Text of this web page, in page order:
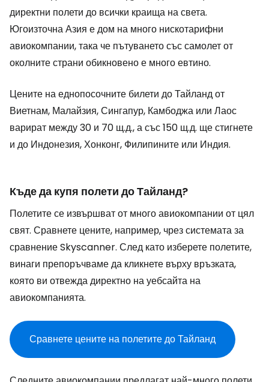
директни полети до всички краища на света.
Югоизточна Азия е дом на много нискотарифни
авиокомпании, така че пътуването със самолет от
околните страни обикновено е много евтино.
Цените на еднопосочните билети до Тайланд от
Виетнам, Малайзия, Сингапур, Камбоджа или Лаос
варират между 30 и 70 щ.д., а със 150 щ.д. ще стигнете
и до Индонезия, Хонконг, Филипините или Индия.
Къде да купя полети до Тайланд?
Полетите се извършват от много авиокомпании от цял
свят. Сравнете цените, например, чрез системата за
сравнение Skyscanner. След като изберете полетите,
винаги препоръчваме да кликнете върху връзката,
която ви отвежда директно на уебсайта на
авиокомпанията.
Сравнете цените на полетите до Тайланд